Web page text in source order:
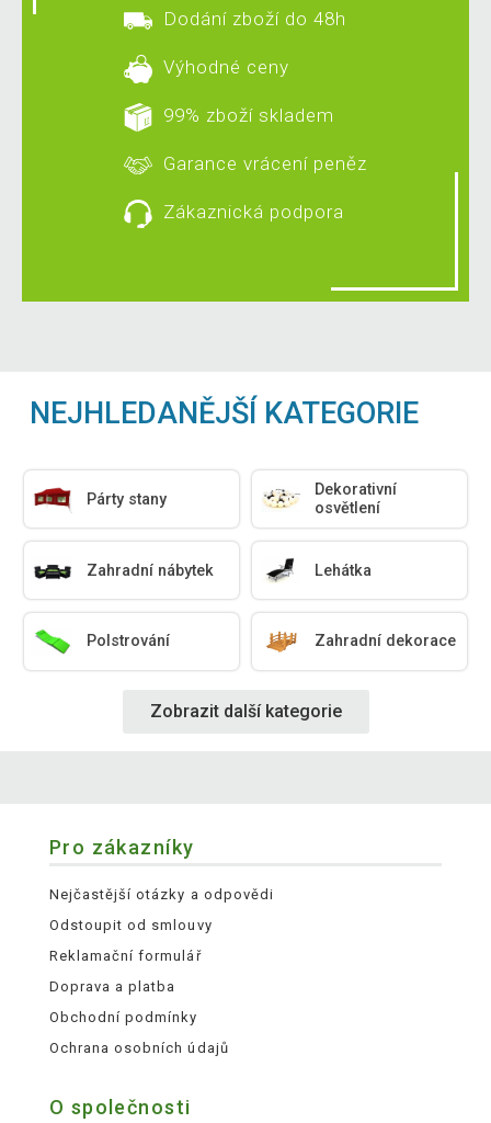
Dodání zboží do 48h
Výhodné ceny
99% zboží skladem
Garance vrácení peněz
Zákaznická podpora
NEJHLEDANĚJŠÍ KATEGORIE
Párty stany
Dekorativní
osvětlení
Zahradní nábytek Lehátka
Polstrování Zahradní dekorace
Zobrazit další kategorie
Pro zákazníky
Nejčastější otázky a odpovědi
Odstoupit od smlouvy
Reklamační formulář
Doprava a platba
Obchodní podmínky
Ochrana osobních údajů
O společnosti